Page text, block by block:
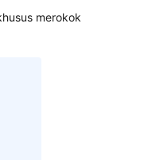
merokok